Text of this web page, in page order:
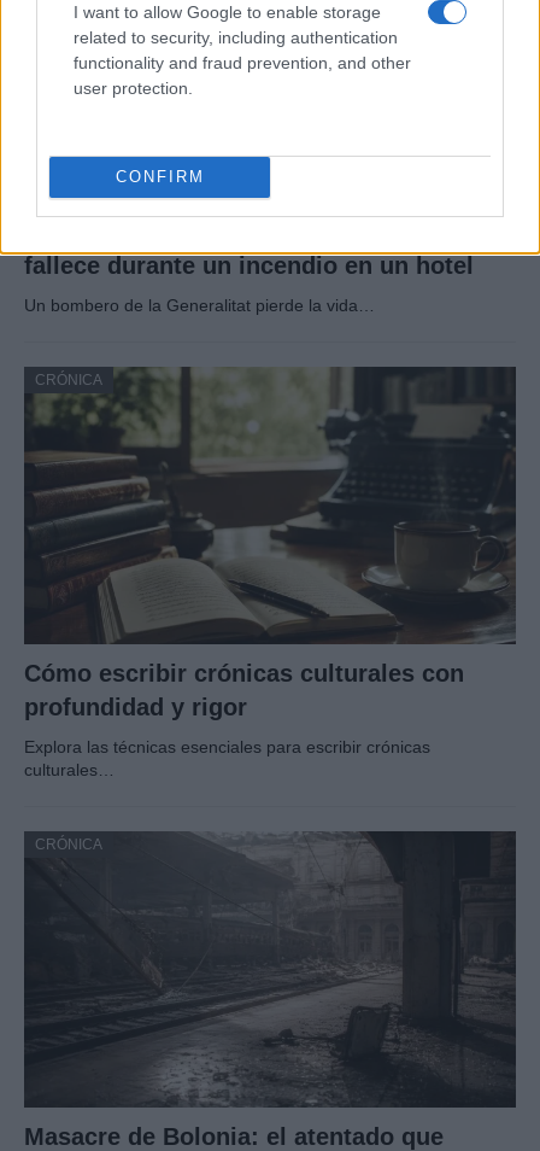
I want to allow Google to enable storage
related to security, including authentication
functionality and fraud prevention, and other
user protection.
CONFIRM
fallece durante un incendio en un hotel
Un bombero de la Generalitat pierde la vida…
CRÓNICA
Cómo escribir crónicas culturales con
profundidad y rigor
Explora las técnicas esenciales para escribir crónicas
culturales…
CRÓNICA
Masacre de Bolonia: el atentado que